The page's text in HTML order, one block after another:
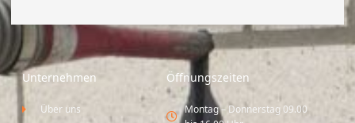
Unternehmen
Über uns
Öffnungszeiten
Montag – Donnerstag 09.00